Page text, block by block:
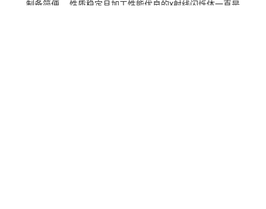
制备简便、 性质稳定且加工性能优良的X射线闪烁体一直是